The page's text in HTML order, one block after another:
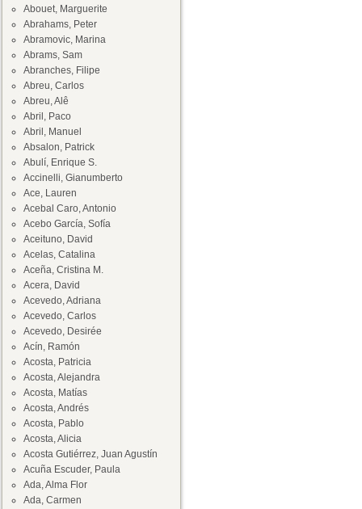
Abouet, Marguerite
Abrahams, Peter
Abramovic, Marina
Abrams, Sam
Abranches, Filipe
Abreu, Carlos
Abreu, Alê
Abril, Paco
Abril, Manuel
Absalon, Patrick
Abulí, Enrique S.
Accinelli, Gianumberto
Ace, Lauren
Acebal Caro, Antonio
Acebo García, Sofía
Aceituno, David
Acelas, Catalina
Aceña, Cristina M.
Acera, David
Acevedo, Adriana
Acevedo, Carlos
Acevedo, Desirée
Acín, Ramón
Acosta, Patricia
Acosta, Alejandra
Acosta, Matías
Acosta, Andrés
Acosta, Pablo
Acosta, Alicia
Acosta Gutiérrez, Juan Agustín
Acuña Escuder, Paula
Ada, Alma Flor
Ada, Carmen